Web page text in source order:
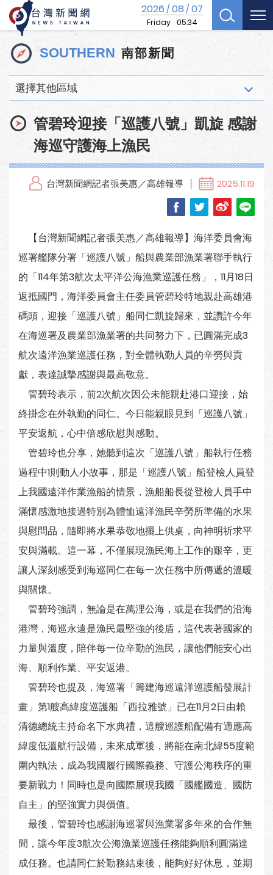
2026/08/07
Friday 05:34
SOUTHERN 南部新聞
選擇其他區域
管碧玲迎接「巡護八號」凱旋 感謝
海巡守護海上漁民
台灣新聞網記者張美惠／高雄報導 2025.11.19
【台灣新聞網記者張美惠／高雄報導】海洋委員會海
巡署艦隊分署「巡護八號」船與農業部漁業署聯手執行
的「114年第3航次太平洋公海漁業巡護任務」，11月18日
返抵國門，海洋委員會主任委員管碧玲特地親赴高雄港
碼頭，迎接「巡護八號」船同仁凱旋歸來，並讚許今年
在海巡署及農業部漁業署的共同努力下，已圓滿完成3
航次遠洋漁業巡護任務，對全體執勤人員的辛勞與貢
獻，表達誠摯感謝與最高敬意。
管碧玲表示，前2次航次因公未能親赴港口迎接，始
終掛念在外執勤的同仁。今日能親眼見到「巡護八號」
平安返航，心中倍感欣慰與感動。
管碧玲也分享，她聽到這次「巡護八號」船執行任務
過程中1則動人小故事，那是「巡護八號」船登檢人員登
上我國遠洋作業漁船的情景，漁船船長從登檢人員手中
滿懷感激地接過特別為體恤遠洋漁民辛勞所準備的水果
與慰問品，隨即將水果恭敬地擺上供桌，向神明祈求平
安與滿載。這一幕，不僅展現漁民海上工作的艱辛，更
讓人深刻感受到海巡同仁在每一次任務中所傳遞的溫暖
與關懷。
管碧玲強調，無論是在萬浬公海，或是在我們的沿海
港灣，海巡永遠是漁民最堅強的後盾，這代表著國家的
力量與溫度，陪伴每一位辛勤的漁民，讓他們能安心出
海、順利作業、平安返港。
管碧玲也提及，海巡署「籌建海巡遠洋巡護船發展計
畫」第1艘高緯度巡護船「西拉雅號」已在11月2日由賴
清德總統主持命名下水典禮，這艘巡護船配備有適應高
緯度低溫航行設備，未來成軍後，將能在南北緯55度範
圍內執法，成為我國履行國際義務、守護公海秩序的重
要新戰力！同時也是向國際展現我國「國艦國造、國防
自主」的堅強實力與價值。
最後，管碧玲也感謝海巡署與漁業署多年來的合作無
間，讓今年度3航次公海漁業巡護任務能夠順利圓滿達
成任務。也請同仁於勤務結束後，能夠好好休息，並期